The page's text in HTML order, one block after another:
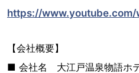
https://www.youtube.com/
【会社概要】
■ 会社名 大江戸温泉物語ホ